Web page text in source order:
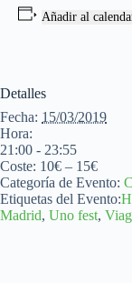
Añadir al
Detalles
Fecha: 15/03/2019
Hora:
21:00 - 23:55
Coste: 10€ – 15€
Categoría de Evento:
Etiquetas del Evento:
Madrid, Uno fest,